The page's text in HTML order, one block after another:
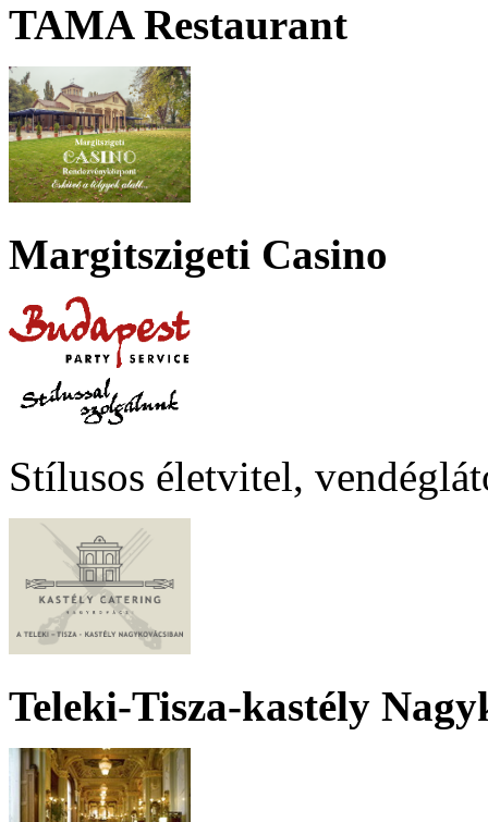
TAMA Restaurant
Margitszigeti Casino
Stílusos életvitel,
Teleki-Tisza-kastély